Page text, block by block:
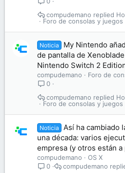
Foro de consolas y juegos
compudemano
Noticia
My Nintendo
de pantalla de
Nintendo Switch 2
compudemano
Foro de
0
Foro de consolas y juegos
compudemano
Noticia
Así ha cambiado
una década: varios
empresa (y otros están
compudemano
OS X
0
compudemano